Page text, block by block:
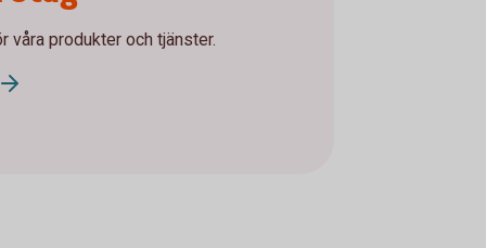
våra produkter och tjänster.